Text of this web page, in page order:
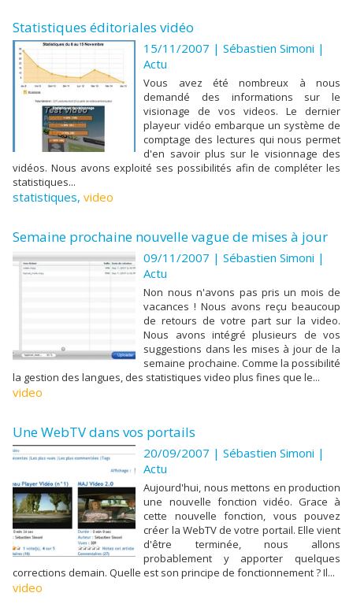
Statistiques éditoriales vidéo
15/11/2007 |Sébastien Simoni |
Actu
Vous avez été nombreux à nous
demandé des informations sur le
visionage de vos videos. Le dernier
playeur vidéo embarque un système de
comptage des lectures qui nous permet
d'en savoir plus sur le visionnage des
vidéos. Nous avons exploité ses possibilités afin de compléter les
statistiques...
statistiques, video
Semaine prochaine nouvelle vague de mises à jour
09/11/2007 |Sébastien Simoni |
Actu
Non nous n'avons pas pris un mois de
vacances ! Nous avons reçu beaucoup
de retours de votre part sur la video.
Nous avons intégré plusieurs de vos
suggestions dans les mises à jour de la
semaine prochaine. Comme la possibilité
la gestion des langues, des statistiques video plus fines que le...
video
Une WebTV dans vos portails
20/09/2007 |Sébastien Simoni |
Actu
Aujourd'hui, nous mettons en production
une nouvelle fonction vidéo. Grace à
cette nouvelle fonction, vous pouvez
créer la WebTV de votre portail. Elle vient
d'être terminée, nous allons
probablement y apporter quelques
corrections demain. Quelle est son principe de fonctionnement ? Il...
video